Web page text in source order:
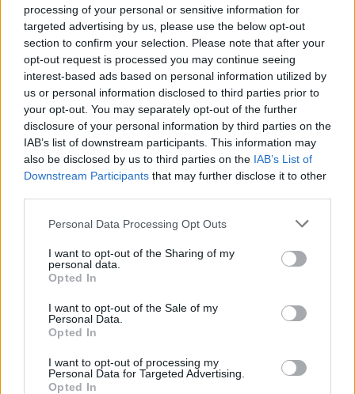
processing of your personal or sensitive information for
targeted advertising by us, please use the below opt-out
section to confirm your selection. Please note that after your
opt-out request is processed you may continue seeing
interest-based ads based on personal information utilized by
us or personal information disclosed to third parties prior to
your opt-out. You may separately opt-out of the further
disclosure of your personal information by third parties on the
IAB’s list of downstream participants. This information may
also be disclosed by us to third parties on the IAB’s List of
Downstream Participants that may further disclose it to other
Personal Data Processing Opt Outs
I want to opt-out of the Sharing of my
personal data.
Opted In
I want to opt-out of the Sale of my
Personal Data.
Opted In
I want to opt-out of processing my
Personal Data for Targeted Advertising.
Opted In